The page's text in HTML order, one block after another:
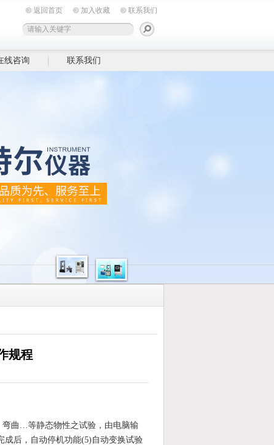
返回首页 加入收藏 联系我们
线咨询 联系我们
规程
弯曲…等静态物性之试验，由电脑输
成后，自动停机功能(5)自动变换试验